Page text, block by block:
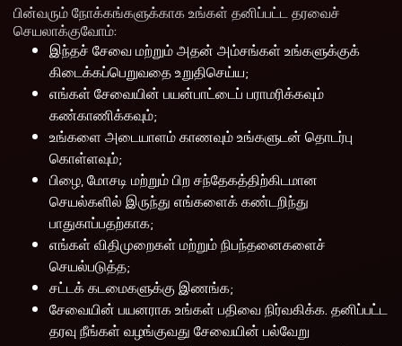
பின்வரும் நோக்கங்களுக்காக உங்கள் தனிப்பட்ட தரவைச்
செயலாக்குவோம்:
இந்தச் சேவை மற்றும் அதன் அம்சங்கள் உங்களுக்குக்
கிடைக்கப்பெறுவதை உறுதிசெய்ய;
எங்கள் சேவையின் பயன்பாட்டைப் பராமரிக்கவும்
கண்காணிக்கவும்;
உங்களை அடையாளம் காணவும் உங்களுடன் தொடர்பு
கொள்ளவும்;
பிழை, மோசடி மற்றும் பிற சந்தேகத்திற்கிடமான
செயல்களில் இருந்து எங்களைக் கண்டறிந்து
பாதுகாப்பதற்காக;
எங்கள் விதிமுறைகள் மற்றும் நிபந்தனைகளைச்
செயல்படுத்த;
சட்டக் கடமைகளுக்கு இணங்க;
சேவையின் பயனராக உங்கள் பதிவை நிர்வகிக்க. தனிப்பட்ட
தரவு நீங்கள் வழங்குவது சேவையின் பல்வேறு